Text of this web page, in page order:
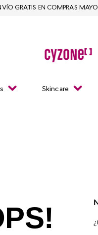
Skincare
GRATIS EN COMPRAS